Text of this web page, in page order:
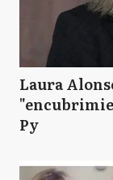
Laura
Py